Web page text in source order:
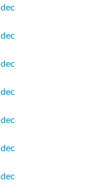
dec
dec
dec
dec
dec
dec
dec